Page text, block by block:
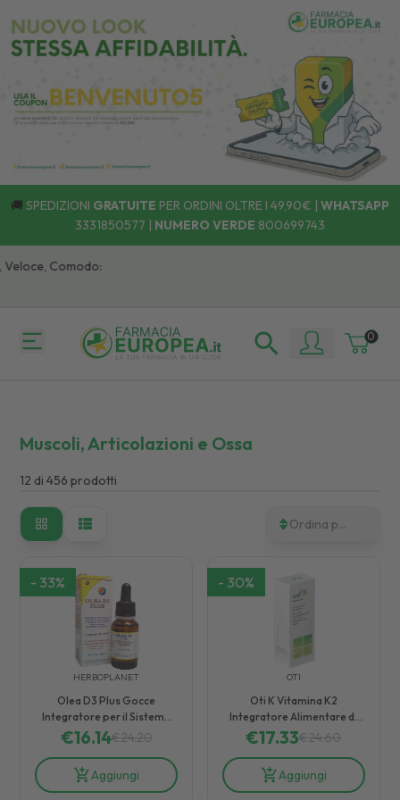
🚚 SPEDIZIONI GRATUITE PER ORDINI OLTRE I 49,90€ | WHATSAPP
3331850577 | NUMERO VERDE 800699743
Comodo:
0
Muscoli, Articolazioni e Ossa
12 di 456 prodotti
Ordina per
- 33%
HERBOPLANET
Olea D3 Plus Gocce
Integratore per il Sistema
Immunitario 20 ml
€16.14€24.20
Aggiungi
- 30%
OTI
Oti K Vitamina K2
Integratore Alimentare di
Vitamina K in Gocce 20 ml
€17.33€24.60
Aggiungi